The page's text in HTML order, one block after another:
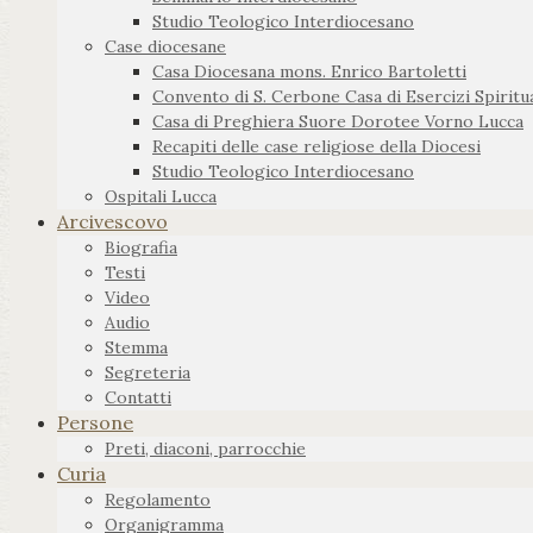
Studio Teologico Interdiocesano
Case diocesane
Casa Diocesana mons. Enrico Bartoletti
Convento di S. Cerbone Casa di Esercizi
Casa di Preghiera Suore Dorotee Vorno Lucca
Recapiti delle case religiose della Diocesi
Studio Teologico Interdiocesano
Ospitali Lucca
Arcivescovo
Biografia
Testi
Video
Audio
Stemma
Segreteria
Contatti
Persone
Preti, diaconi, parrocchie
Curia
Regolamento
Organigramma